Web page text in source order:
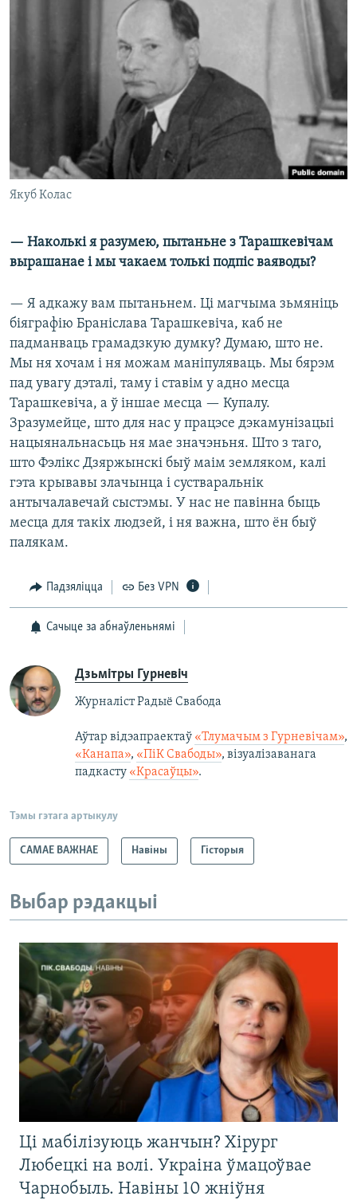
Якуб Колас
— Наколькі я разумею, пытаньне з Тарашкевічам
вырашанае і мы чакаем толькі подпіс ваяводы?
— Я адкажу вам пытаньнем. Ці магчыма зьмяніць
біяграфію Браніслава Тарашкевіча, каб не
падманваць грамадзкую думку? Думаю, што не.
Мы ня хочам і ня можам маніпуляваць. Мы бярэм
пад увагу дэталі, таму і ставім у адно месца
Тарашкевіча, а ў іншае месца — Купалу.
Зразумейце, што для нас у працэсе дэкамунізацыі
нацыянальнасьць ня мае значэньня. Што з таго,
што Фэлікс Дзяржынскі быў маім земляком, калі
гэта крывавы злачынца і сустваральнік
антычалавечай сыстэмы. У нас не павінна быць
месца для такіх людзей, і ня важна, што ён быў
палякам.
Падзяліцца Без VPN
Сачыце за абнаўленьнямі
Дзьмітры Гурневіч
Журналіст Радыё Свабода
Аўтар відэапраектаў «Тлумачым з Гурневічам»,
«Канапа», «ПіК Свабоды», візуалізаванага
падкасту «Красаўцы».
Тэмы гэтага артыкулу
САМАЕ ВАЖНАЕ Навіны Гісторыя
Выбар рэдакцыі
Ці мабілізуюць жанчын? Хірург
Любецкі на волі. Украіна ўмацоўвае
Чарнобыль. Навіны 10 жніўня